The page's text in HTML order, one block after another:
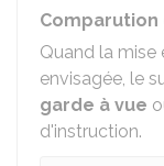
Quand la mise
envisagée, le
garde à vue
d'instruction.